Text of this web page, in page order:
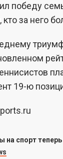
победу
за него
19-ю
на спорт